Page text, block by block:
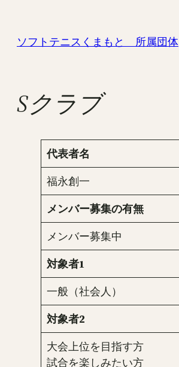
ソフトテニスくまもと 所属団体
Sクラブ
代表者名
福永創一
メンバー募集の有無
メンバー募集中
対象者1
一般（社会人）
対象者2
大会上位を目指す方
試合を楽しみたい方